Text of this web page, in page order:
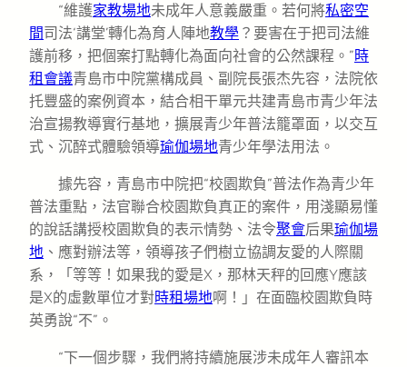
“維護家教場地未成年人意義嚴重。若何將私密空
間司法‘講堂’轉化為育人陣地教學 ？要害在于把司法維
護前移，把個案打點轉化為面向社會的公然課程。”時
租會議青島市中院黨構成員、副院長張杰先容，法院依
托豐盛的案例資本，結合相干單元共建青島市青少年法
治宣揚教導實行基地，擴展青少年普法籠罩面，以交互
式、沉醉式體驗領導瑜伽場地青少年學法用法。
據先容，青島市中院把“校園欺負”普法作為青少年
普法重點，法官聯合校園欺負真正的案件，用淺顯易懂
的說話講授校園欺負的表示情勢、法令聚會后果瑜伽場
地 、應對辦法等，領導孩子們樹立協調友愛的人際關
系，「等等！如果我的愛是X，那林天秤的回應Y應該
是X的虛數單位才對時租場地啊！」在面臨校園欺負時
英勇說“不”。
“下一個步驟，我們將持續施展涉未成年人審訊本